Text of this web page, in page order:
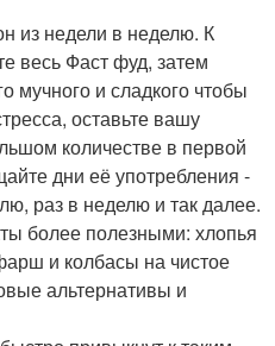
из недели в неделю. К
весь Фаст фуд, затем
мучного и сладкого чтобы
оставьте вашу
количестве в первой
дни её употребления -
раз в неделю и так далее.
более полезными: хлопья
и колбасы на чистое
альтернативы и